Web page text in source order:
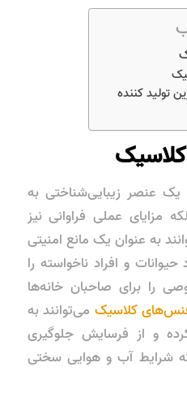
تولید کننده
عنصر زیبایی‌شناختی به
مزایای عملی فراوانی نیز
به عنوان یک مانع امنیتی
و افراد ناخواسته را
را برای صاحبان خانه‌ها
کلاسیک می‌توانند به
و از فرسایش جلوگیری
شرایط آب و هوایی سختی